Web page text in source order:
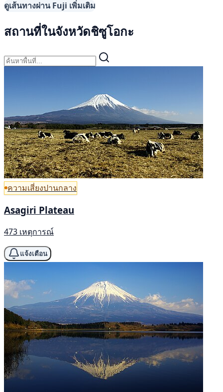
ดูเส้นทางผ่าน Fuji เพิ่มเติม
สถานที่ในจังหวัดชิซูโอกะ
ความเสี่ยงปานกลาง
Asagiri Plateau
473 เหตุการณ์
แจ้งเตือน